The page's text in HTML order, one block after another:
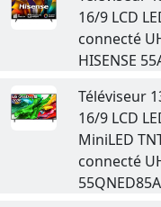
16/9 LCD
connecté
HISENSE
Téléviseur
16/9 LCD
MiniLED
connecté